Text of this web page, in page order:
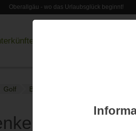
Oberallgäu - wo das Urlaubsglück beginnt!
Golf Blogartikel
für